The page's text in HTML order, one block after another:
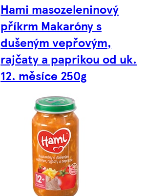
Hami masozeleninový
příkrm Makaróny s
dušeným vepřovým,
rajčaty a paprikou od uk.
12. měsíce 250g